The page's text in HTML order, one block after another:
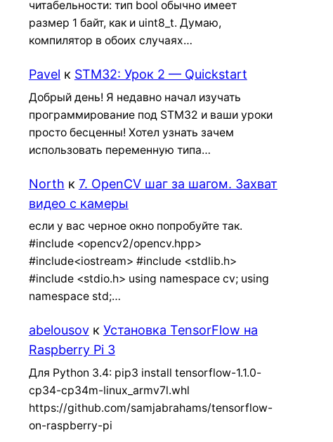
читабельности: тип bool обычно имеет
размер 1 байт, как и uint8_t. Думаю,
компилятор в обоих случаях…
Pavel к STM32: Урок 2 — Quickstart
Добрый день! Я недавно начал изучать
программирование под STM32 и ваши уроки
просто бесценны! Хотел узнать зачем
использовать переменную типа…
North к 7. OpenCV шаг за шагом. Захват
видео с камеры
если у вас черное окно попробуйте так.
#include <opencv2/opencv.hpp>
#include<iostream> #include <stdlib.h>
#include <stdio.h> using namespace cv; using
namespace std;…
abelousovк Установка TensorFlow на
Raspberry Pi 3
Для Python 3.4: pip3 install tensorflow-1.1.0-
cp34-cp34m-linux_armv7l.whl
https://github.com/samjabrahams/tensorflow-
on-raspberry-pi